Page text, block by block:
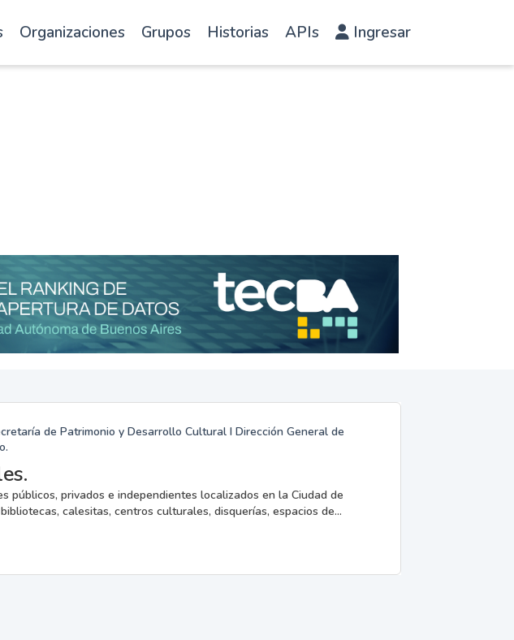
Organizaciones Grupos Historias APIs Ingresar
de Patrimonio y Desarrollo Cultural I Dirección General de
públicos, privados e independientes localizados en la Ciudad de
calesitas, centros culturales, disquerías, espacios de...